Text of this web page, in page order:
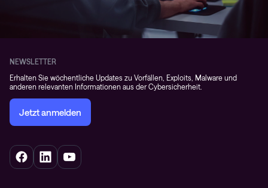
NEWSLETTER
Erhalten Sie wöchentliche Updates zu Vorfällen, Exploits, Malware und
anderen relevanten Informationen aus der Cybersicherheit.
Jetzt anmelden